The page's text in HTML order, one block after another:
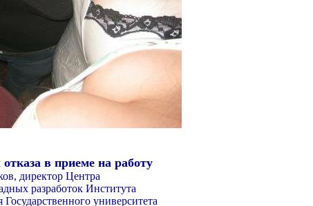
в приеме на работу
директор Центра
разработок Института
Государственного университета